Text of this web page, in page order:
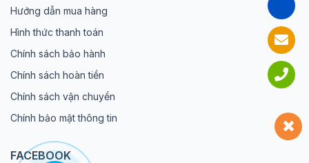
Hướng dẫn mua hàng
Hình thức thanh toán
Chính sách bảo hành
Chính sách hoàn tiền
Chính sách vận chuyển
Chính bảo mật thông tin
FACEBOOK